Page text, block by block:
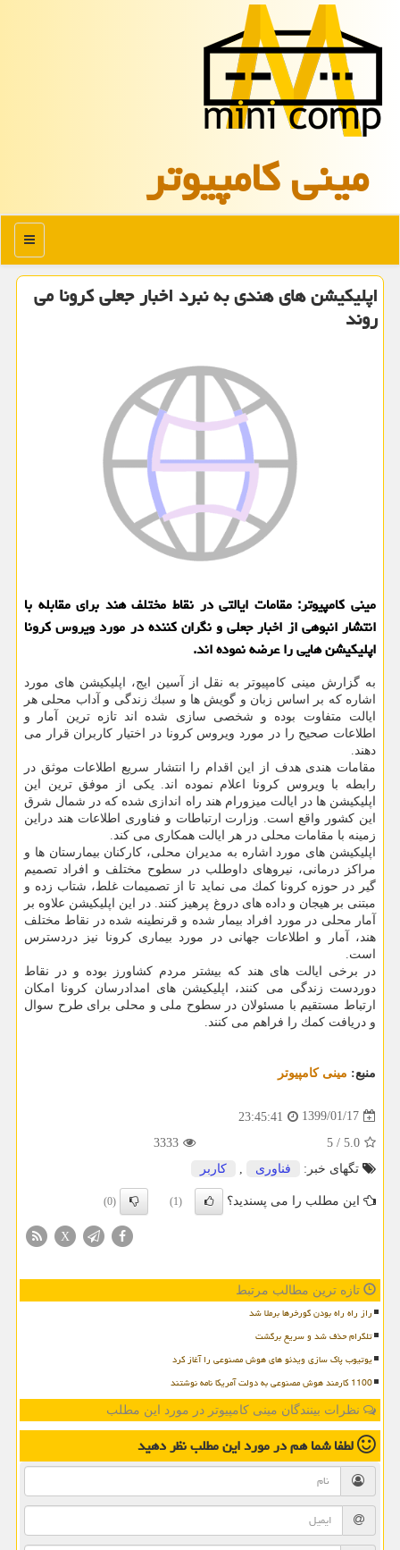
مینی كامپیوتر
منو
اپلیكیشن های هندی به نبرد اخبار جعلی كرونا می
روند
مینی كامپیوتر: مقامات ایالتی در نقاط مختلف هند برای مقابله با
انتشار انبوهی از اخبار جعلی و نگران كننده در مورد ویروس كرونا
اپلیكیشن هایی را عرضه نموده اند.
به گزارش مینی كامپیوتر به نقل از آسین ایج، اپلیكیشن های مورد
اشاره كه بر اساس زبان و گویش ها و سبك زندگی و آداب محلی هر
ایالت متفاوت بوده و شخصی سازی شده اند تازه ترین آمار و
اطلاعات صحیح را در مورد ویروس كرونا در اختیار كاربران قرار می
دهند.
مقامات هندی هدف از این اقدام را انتشار سریع اطلاعات موثق در
رابطه با ویروس كرونا اعلام نموده اند. یكی از موفق ترین این
اپلیكیشن ها در ایالت میزورام هند راه اندازی شده كه در شمال شرق
این كشور واقع است. وزارت ارتباطات و فناوری اطلاعات هند دراین
زمینه با مقامات محلی در هر ایالت همكاری می كند.
اپلیكیشن های مورد اشاره به مدیران محلی، كاركنان بیمارستان ها و
مراكز درمانی، نیروهای داوطلب در سطوح مختلف و افراد تصمیم
گیر در حوزه كرونا كمك می نماید تا از تصمیمات غلط، شتاب زده و
مبتنی بر هیجان و داده های دروغ پرهیز كنند. در این اپلیكیشن علاوه بر
آمار محلی در مورد افراد بیمار شده و قرنطینه شده در نقاط مختلف
هند، آمار و اطلاعات جهانی در مورد بیماری كرونا نیز دردسترس
است.
در برخی ایالت های هند كه بیشتر مردم كشاورز بوده و در نقاط
دوردست زندگی می كنند، اپلیكیشن های امدادرسان كرونا امكان
ارتباط مستقیم با مسئولان در سطوح ملی و محلی برای طرح سوال
و دریافت كمك را فراهم می كنند.
منبع: مینی كامپیوتر
1399/01/17
23:45:41
5.0
/
5
3333
تگهای خبر:
فناوری كاربر
این مطلب را می پسندید؟ (1)
(0)
X
تازه ترین مطالب مرتبط
راز راه راه بودن گورخرها برملا شد
تلگرام حذف شد و سریع برگشت
یوتیوب پاک سازی ویدئو های هوش مصنوعی را آغاز کرد
1100 کارمند هوش مصنوعی به دولت آمریکا نامه نوشتند
نظرات بینندگان مینی کامپیوتر در مورد این مطلب
لطفا شما همدر مورد این مطلبنظر دهید